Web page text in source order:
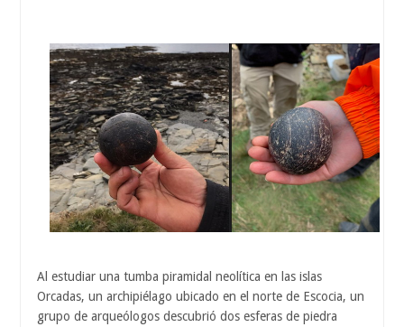
Al estudiar una tumba piramidal neolítica en las islas
Orcadas, un archipiélago ubicado en el norte de Escocia, un
grupo de arqueólogos descubrió dos esferas de piedra